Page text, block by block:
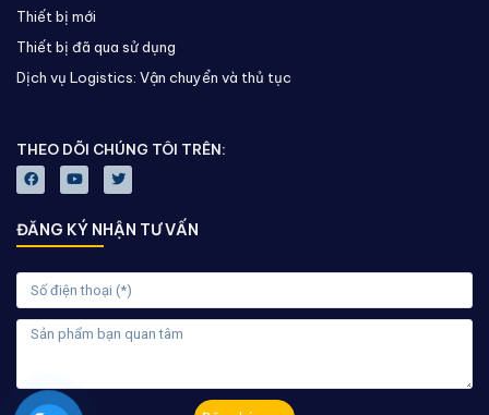
Thiết bị mới
Thiết bị đã qua sử dụng
Dịch vụ Logistics: Vận chuyển và thủ tục
THEO DÕI CHÚNG TÔI TRÊN:
ĐĂNG KÝ NHẬN TƯ VẤN